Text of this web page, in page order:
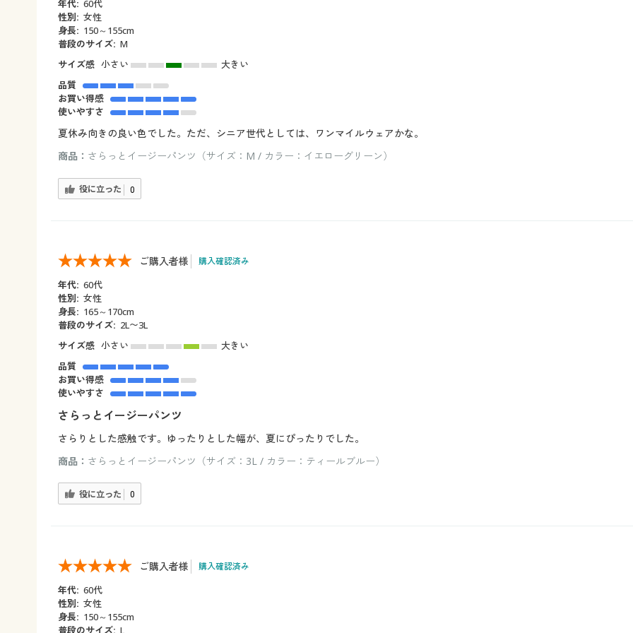
年代: 60代
性別: 女性
身長: 150～155cm
普段のサイズ: M
サイズ感 小さい
大きい
品質
お買い得感
使いやすさ
夏休み向きの良い色でした。ただ、シニア世代としては、ワンマイルウェアかな。
商品： さらっとイージーパンツ（サイズ：M / カラー：イエローグリーン）
役に立った 0
ご購入者様 購入確認済み
年代: 60代
性別: 女性
身長: 165～170cm
普段のサイズ: 2L〜3L
サイズ感 小さい
大きい
品質
お買い得感
使いやすさ
さらっとイージーパンツ
さらりとした感触です。ゆったりとした幅が、夏にぴったりでした。
商品： さらっとイージーパンツ（サイズ：3L / カラー：ティールブルー）
役に立った 0
ご購入者様 購入確認済み
年代: 60代
性別: 女性
身長: 150～155cm
普段のサイズ: L